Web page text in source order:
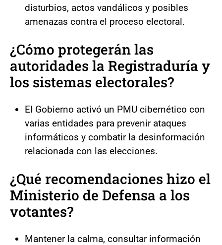
disturbios, actos vandálicos y posibles
amenazas contra el proceso electoral.
¿Cómo protegerán las
autoridades la Registraduría y
los sistemas electorales?
El Gobierno activó un PMU cibernético con
varias entidades para prevenir ataques
informáticos y combatir la desinformación
relacionada con las elecciones.
¿Qué recomendaciones hizo el
Ministerio de Defensa a los
votantes?
Mantener la calma, consultar información